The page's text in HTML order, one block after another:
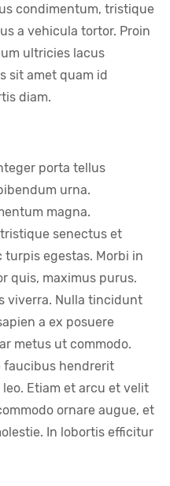
condimentum, tristique
a vehicula tortor. Proin
ultricies lacus
sit amet quam id
diam.
porta tellus
urna.
magna.
senectus et
turpis egestas. Morbi in
quis, maximus purus.
viverra. Nulla tincidunt
a ex posuere
metus ut commodo.
faucibus hendrerit
Etiam et arcu et velit
ornare augue, et
In lobortis efficitur